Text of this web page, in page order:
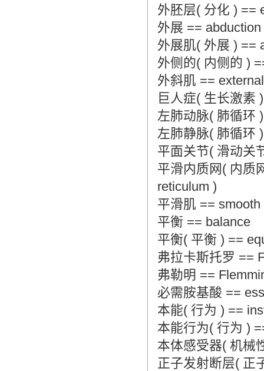
外胚层( 分化 ) ==
外展 == abduction
外展肌( 外展 ) ==
外侧的( 内侧的 )
外斜肌 ==
巨人症( 生长激素
左肺动脉( 肺循环
左肺静脉( 肺循环
平面关节( 滑动关
平滑内质网( 内质
reticulum )
平滑肌 == smooth
平衡 == balance
平衡( 平衡 ) ==
弗拉卡斯托罗 ==
弗勒明 ==
必需胺基酸 ==
本能( 行为 ) ==
本能行为( 行为 )
本体感受器( 机械
正子发射断层( 正